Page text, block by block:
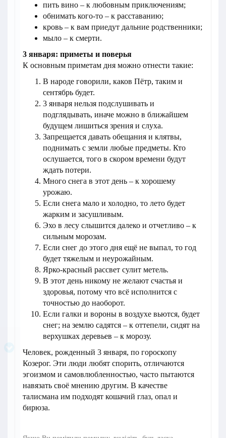
пить вино – к любовным приключениям;
обнимать кого-то – к расставанию;
кровь – к вам приедут дальние родственники;
мыло – к смерти.
3 января: приметы и поверья
К основным приметам дня можно отнести такие:
В народе говорили, каков Пётр, таким и
сентябрь будет.
3 января нельзя подслушивать и
подглядывать, иначе можно в ближайшем
будущем лишиться зрения и слуха.
Запрещается давать обещания и клятвы,
поднимать с земли любые предметы. Кто
ослушается, того в скором времени будут
ждать потери.
Много снега в этот день – к хорошему
урожаю.
Если снега мало и холодно, то лето будет
жарким и засушливым.
Эхо в лесу слышится далеко и отчетливо – к
сильным морозам.
Если снег до этого дня ещё не выпал, то год
будет тяжелым и неурожайным.
Ярко-красный рассвет сулит метель.
В этот день никому не желают счастья и
здоровья, потому что всё исполнится с
точностью до наоборот.
Если галки и вороны в воздухе вьются, будет
снег; на землю садятся – к оттепели, сидят на
верхушках деревьев – к морозу.
Человек, рожденный 3 января, по гороскопу
Козерог. Эти люди любят спорить, отличаются
эгоизмом и самовлюбленностью, часто пытаются
навязать своё мнению другим. В качестве
талисмана им подходят кошачий глаз, опал и
бирюза.